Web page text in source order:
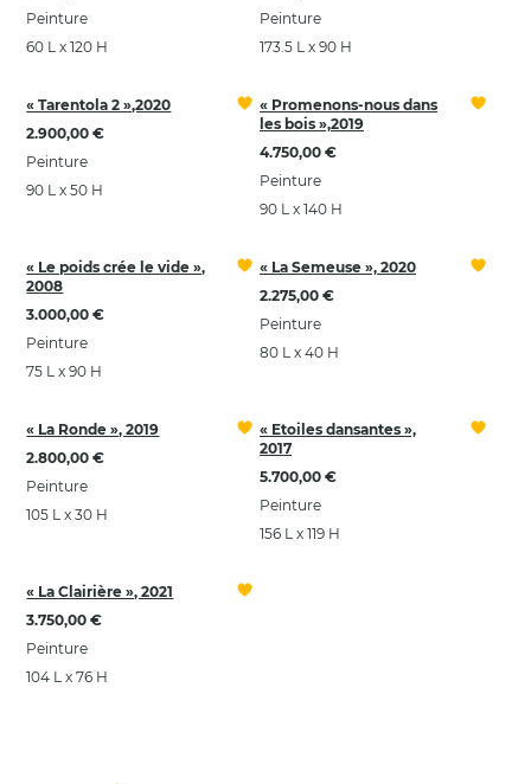
Peinture
60 L x 120 H
Peinture
173.5 L x 90 H
« Tarentola 2 »,2020
2.900,00 €
Peinture
90 L x 50 H
« Promenons-nous dans
les bois »,2019
4.750,00 €
Peinture
90 L x 140 H
« Le poids crée le vide »,
2008
3.000,00 €
Peinture
75 L x 90 H
« La Semeuse », 2020
2.275,00 €
Peinture
80 L x 40 H
« La Ronde », 2019
2.800,00 €
Peinture
105 L x 30 H
« Etoiles dansantes »,
2017
5.700,00 €
Peinture
156 L x 119 H
« La Clairière », 2021
3.750,00 €
Peinture
104 L x 76 H